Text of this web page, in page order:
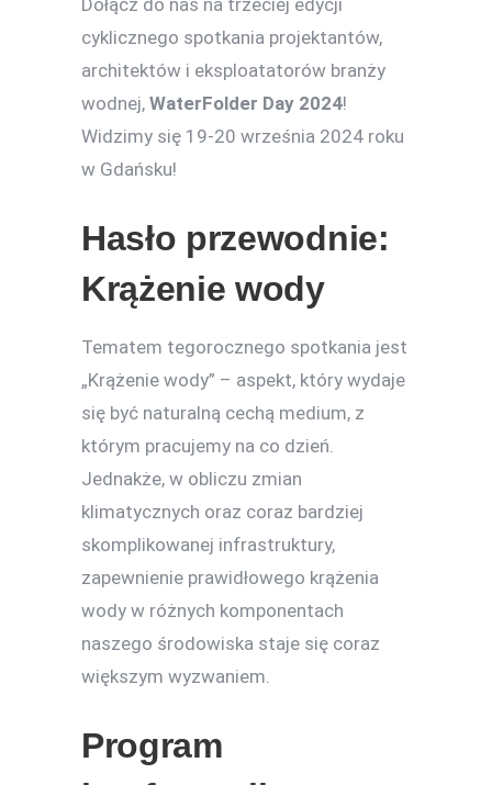
cyklicznego spotkania projektantów,
architektów i eksploatatorów branży
wodnej, WaterFolder Day 2024!
Widzimy się 19-20 września 2024 roku
w Gdańsku!
Hasło przewodnie:
Krążenie wody
Tematem tegorocznego spotkania jest
„Krążenie wody” – aspekt, który wydaje
się być naturalną cechą medium, z
którym pracujemy na co dzień.
Jednakże, w obliczu zmian
klimatycznych oraz coraz bardziej
skomplikowanej infrastruktury,
zapewnienie prawidłowego krążenia
wody w różnych komponentach
naszego środowiska staje się coraz
większym wyzwaniem.
Program